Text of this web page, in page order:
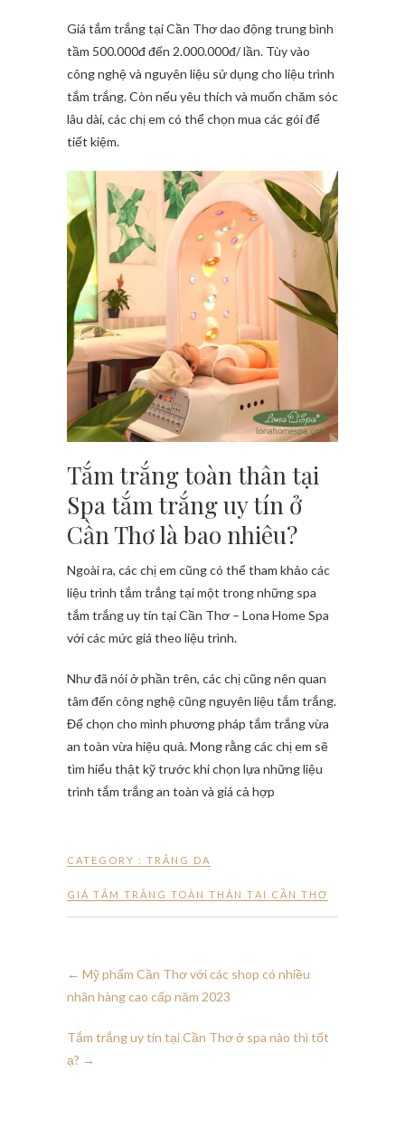
Giá tắm trắng tại Cần Thơ dao động trung bình
tầm 500.000đ đến 2.000.000đ/ lần. Tùy vào
công nghệ và nguyên liệu sử dụng cho liệu trình
tắm trắng. Còn nếu yêu thích và muốn chăm sóc
lâu dài, các chị em có thể chọn mua các gói để
tiết kiệm.
Tắm trắng toàn thân tại
Spa tắm trắng uy tín ở
Cần Thơ là bao nhiêu?
Ngoài ra, các chị em cũng có thể tham khảo các
liệu trình tắm trắng tại một trong những spa
tắm trắng uy tín tại Cần Thơ – Lona Home Spa
với các mức giá theo liệu trình.
Như đã nói ở phần trên, các chị cũng nên quan
tâm đến công nghệ cũng nguyên liệu tắm trắng.
Để chọn cho mình phương pháp tắm trắng vừa
an toàn vừa hiệu quả. Mong rằng các chị em sẽ
tìm hiểu thật kỹ trước khi chọn lựa những liệu
trình tắm trắng an toàn và giá cả hợp
CATEGORY : TRẮNG DA
GIÁ TẮM TRẮNG TOÀN THÂN TẠI CẦN THƠ
← Mỹ phẩm Cần Thơ với các shop có nhiều
nhãn hàng cao cấp năm 2023
Tắm trắng uy tín tại Cần Thơ ở spa nào thì tốt
ạ? →